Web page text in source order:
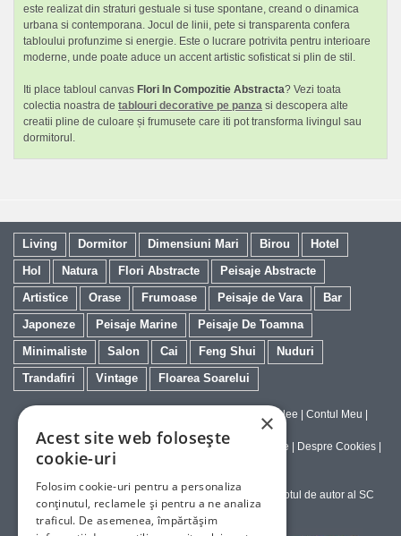
este realizat din straturi gestuale si tuse spontane, creand o dinamica
urbana si contemporana. Jocul de linii, pete si transparenta confera
tabloului profunzime si energie. Este o lucrare potrivita pentru interioare
moderne, unde poate aduce un accent artistic sofisticat si plin de stil.
Iti place tabloul canvas Flori In Compozitie Abstracta? Vezi toata
colectia noastra de tablouri decorative pe panza si descopera alte
creatii pline de culoare și frumusete care iti pot transforma livingul sau
dormitorul.
Living Dormitor Dimensiuni Mari Birou
Hotel
Hol
Natura Flori Abstracte
Peisaje Abstracte
Artistice
Orase Frumoase Peisaje de Vara
Bar
Japoneze
Peisaje Marine
Peisaje De Toamna
Minimaliste
Salon Cai Feng Shui
Nuduri
Trandafiri
Vintage Floarea Soarelui
Calitatea Tablourilor Giclee Contul Meu
Tablouri la Comanda
Politica de Livrare si Retur| Politica de Confidentialitate Despre Cookies
Copyright © 2023-2026 - Textele şi imaginile sub dreptul de autor al SC
ArtInvest SRL
×
Acest site web folosește
cookie-uri
Folosim cookie-uri pentru a personaliza
conținutul, reclamele și pentru a ne analiza
traficul. De asemenea, împărtășim